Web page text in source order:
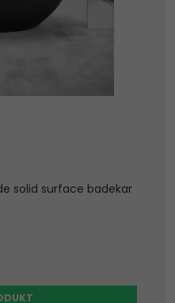
solid surface badekar